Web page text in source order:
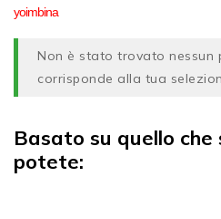
yoimbina
Non è stato trovato nessun
corrisponde alla tua
Basato su quello
potete: